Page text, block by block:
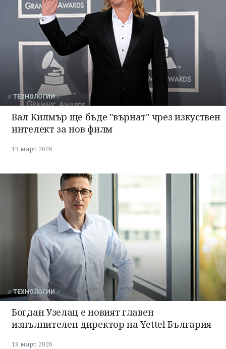
ТЕХНОЛОГИИ
Вал Килмър ще бъде "върнат" чрез изкуствен
интелект за нов филм
19 март 2026
ТЕХНОЛОГИИ
Богдан Узелац е новият главен
изпълнителен директор на Yettel България
18 март 2026